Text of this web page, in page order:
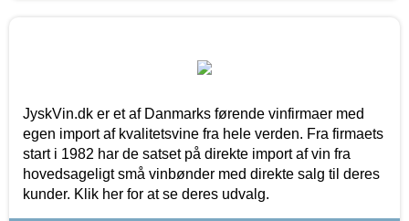
JyskVin.dk er et af Danmarks førende vinfirmaer med
egen import af kvalitetsvine fra hele verden. Fra firmaets
start i 1982 har de satset på direkte import af vin fra
hovedsageligt små vinbønder med direkte salg til deres
kunder. Klik her for at se deres udvalg.